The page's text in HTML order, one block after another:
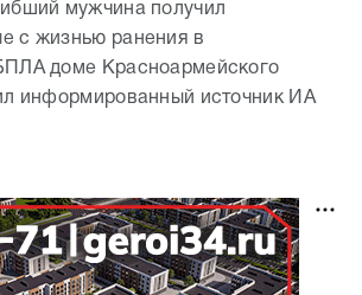
мужчина получил
с жизнью ранения в
доме Красноармейского
информированный источник ИА